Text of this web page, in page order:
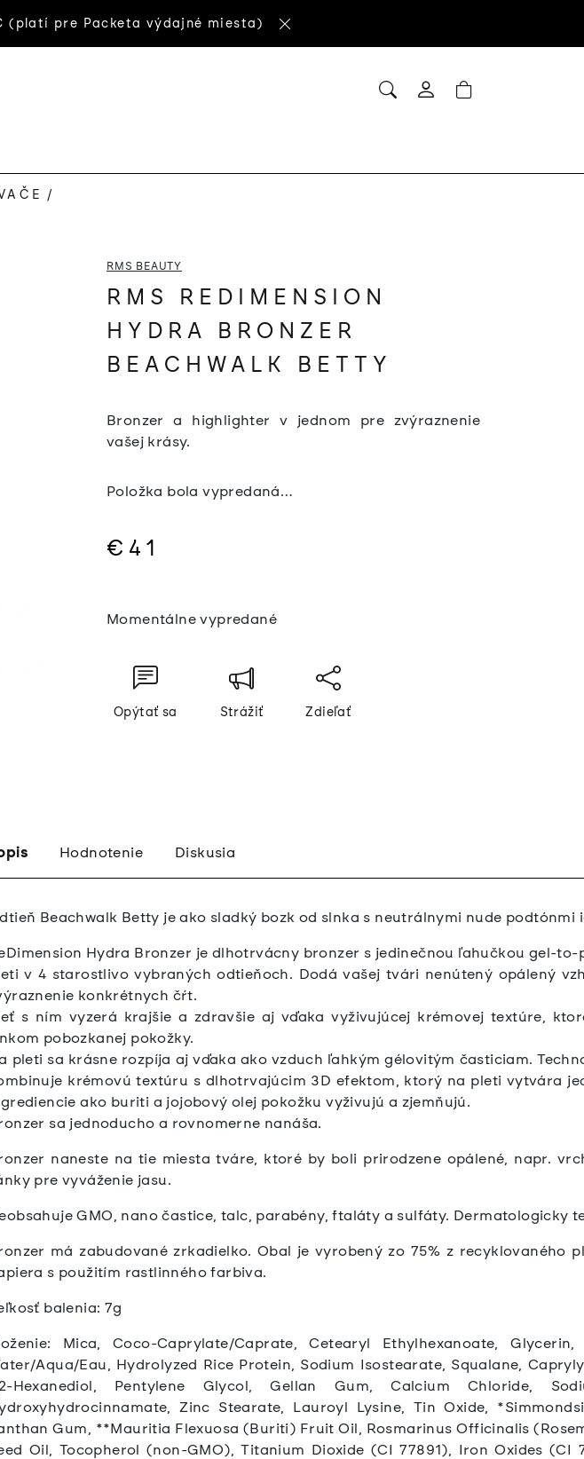
(platí pre Packeta výdajné miesta)
HĽADAŤNÁKUPNÝ
/
RMS BEAUTY
RMS REDIMENSION
HYDRA BRONZER
BEACHWALK BETTY
Bronzer a highlighter v jednom pre zvýraznenie
vašej krásy.
Položka bola vypredaná…
€41
cena:
Momentálne vypredané
Opýtať sa Strážiť Zdieľať
Hodnotenie Diskusia
Beachwalk Betty je ako sladký bozk od slnka s neutrálnymi nude podtónmi
Hydra Bronzer je dlhotrvácny bronzer s jedinečnou ľahučkou gel-
v 4 starostlivo vybraných odtieňoch. Dodá vašej tvári nenútený opálený
konkrétnych čŕt.
s ním vyzerá krajšie a zdravšie aj vďaka vyživujúcej krémovej textúre,
pobozkanej pokožky.
pleti sa krásne rozpíja aj vďaka ako vzduch ľahkým gélovitým časticiam.
krémovú textúru s dlhotrvajúcim 3D efektom, ktorý na pleti vytvára
ako buriti a jojobový olej pokožku vyživujú a zjemňujú.
sa jednoducho a rovnomerne nanáša.
naneste na tie miesta tváre, ktoré by boli prirodzene opálené, napr.
pre vyváženie jasu.
GMO, nano častice, talc, parabény, ftaláty a sulfáty. Dermatologicky
má zabudované zrkadielko.Obal je vyrobený zo 75% z recyklovaného
s použitím rastlinného farbiva.
balenia: 7g
Mica, Coco-Caprylate/Caprate, Cetearyl Ethylhexanoate,
Aqua/Eau, Hydrolyzed Rice Protein, Sodium Isostearate, Squalane,
Hexanediol, Pentylene Glycol, Gellan Gum, Calcium Chloride,
Zinc Stearate, Lauroyl Lysine, Tin Oxide,
Gum, **Mauritia Flexuosa (Buriti) Fruit Oil, Rosmarinus Officinalis
Oil, Tocopherol (non-GMO), Titanium Dioxide (CI 77891), Iron Oxides (CI